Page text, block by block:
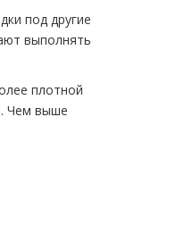
под другие
выполнять
плотной
Чем выше